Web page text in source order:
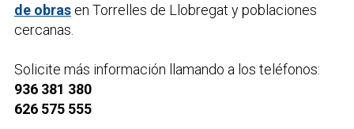
de obrasen Torrelles de Llobregat y poblaciones
cercanas.
Solicite más información llamando a los teléfonos:
936 381 380
626 575 555